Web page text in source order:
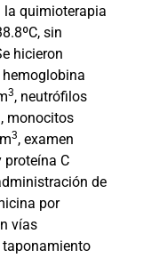
la quimioterapia
sin
hicieron
3, neutrófilos
, monocitos
3, examen
proteína C
de
por
vías
taponamiento